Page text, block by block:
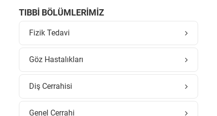
TIBBI BÖLÜMLERIMIZ
Fizik Tedavi
Göz Hastalıkları
Diş Cerrahisi
Genel Cerrahi